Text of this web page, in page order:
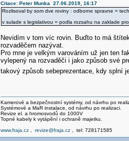
Citace: Peter Munka 27.06.2019, 16:17
Rozlisoval by som dve roviny : odborne spravne =
v sulade s legislativou = podla rozsahu na zaklade
Nevidím v tom víc rovin. Buďto to má
rozvaděčem nazývat.
Pro mne je velkým varováním už jen ten
vylepený na rozvaděči i jako způsob své
takový způsob sebeprezentace, kdy splní
Kamerové a bezpečnostní systémy, od návrhu po
Systémové a MaR instalace, od návrhu po realizaci.
Revize el. a hromosvodů do 1000V
Topné kabely k vytápění i ochraně majetku.
www.fraja.cz, revize@fraja.cz, tel: 728171585